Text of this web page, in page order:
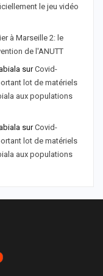
le jeu vidéo
à Marseille 2: le
de l'ANUTT
surCovid-
lot de matériels
aux populations
surCovid-
lot de matériels
aux populations